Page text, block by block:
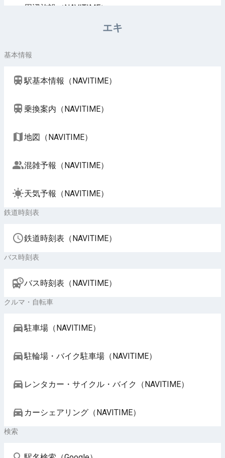
周辺施設（NAVITIME）
エキ
基本情報
駅基本情報（NAVITIME）
乗換案内（NAVITIME）
地図（NAVITIME）
混雑予報（NAVITIME）
天気予報（NAVITIME）
鉄道時刻表
鉄道時刻表（NAVITIME）
バス時刻表
バス時刻表（NAVITIME）
クルマ・自転車
駐車場（NAVITIME）
駐輪場・バイク駐車場（NAVITIME）
レンタカー・サイクル・バイク（NAVITIME）
カーシェアリング（NAVITIME）
検索